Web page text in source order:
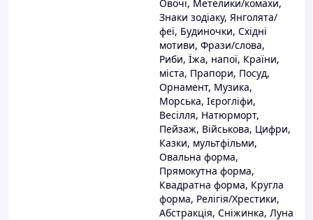
Овочі, Метелики/комахи,
Знаки зодіаку, Янголята/
феї, Будиночки, Східні
мотиви, Фрази/слова,
Риби, Їжа, напої, Країни,
міста, Прапори, Посуд,
Орнамент, Музика,
Морська, Ієрогліфи,
Весілля, Натюрморт,
Пейзаж, Військова, Цифри,
Казки, мультфільми,
Овальна форма,
Прямокутна форма,
Квадратна форма, Кругла
форма, Релігія/Хрестики,
Абстракція, Сніжинка, Луна